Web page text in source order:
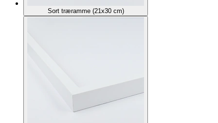
Sort træramme (21x30 cm)